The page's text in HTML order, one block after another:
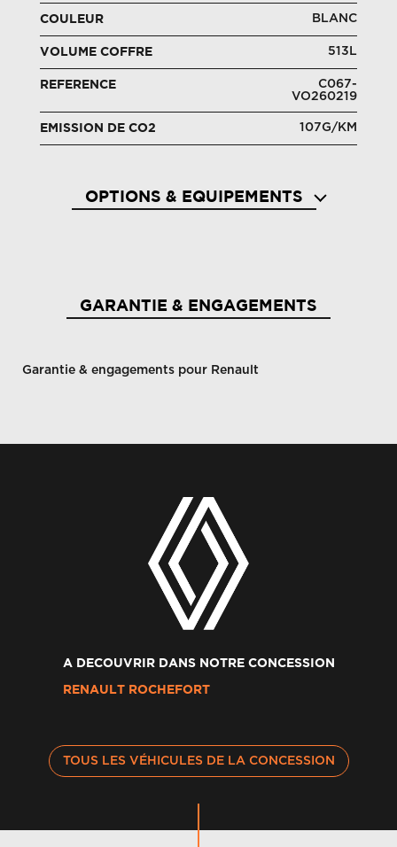
COULEUR BLANC
VOLUME COFFRE 513L
REFERENCE
C067-
VO260219
EMISSION DE CO2 107G/KM
OPTIONS & EQUIPEMENTS
GARANTIE & ENGAGEMENTS
Garantie & engagements pour Renault
A DECOUVRIR DANS NOTRE CONCESSION
RENAULT ROCHEFORT
TOUS LES VÉHICULES DE LA CONCESSION